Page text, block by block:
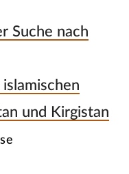
Suche nach
und Kirgistan